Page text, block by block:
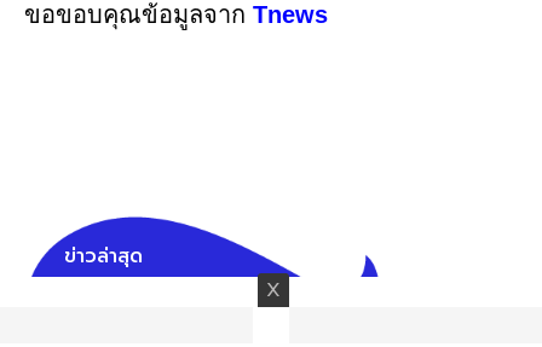
ขอขอบคุณข้อมูลจาก Tnews
ข่าวล่าสุด